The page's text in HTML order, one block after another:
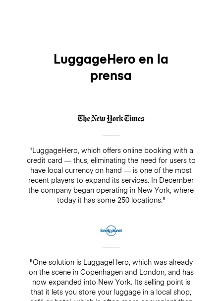
LuggageHero en la
prensa
"LuggageHero, which offers online booking with a
credit card — thus, eliminating the need for users to
have local currency on hand — is one of the most
recent players to expand its services. In December
the company began operating in New York, where
today it has some 250 locations."
"One solution is LuggageHero, which was already
on the scene in Copenhagen and London, and has
now expanded into New York. Its selling point is
that it lets you store your luggage in a local shop,